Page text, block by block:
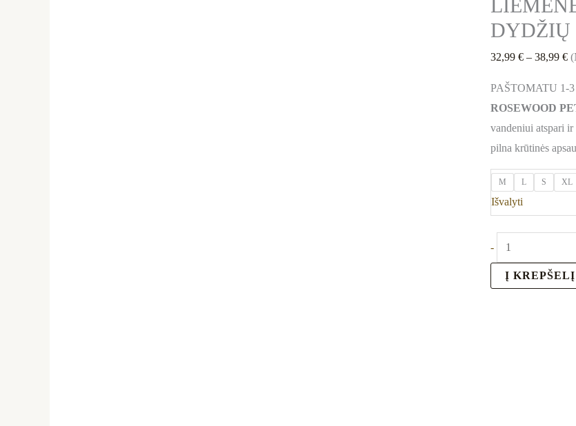
DYDŽIŲ
32,99€ – 38,99€
PAŠTOMATU 1-
ROSEWOOD
vandeniui atspari
pilna krūtinės
M L S XL
Išvalyti
-
Į KREPŠELĮ